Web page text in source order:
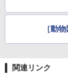
［動
関連リンク